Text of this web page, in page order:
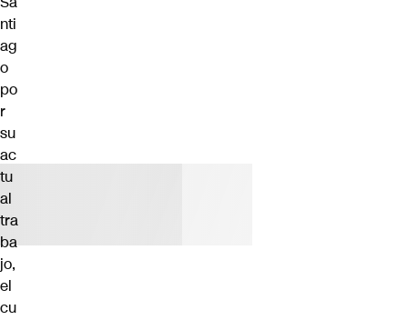
nti
ag
o
po
r
su
ac
tu
al
tra
ba
jo,
el
cu